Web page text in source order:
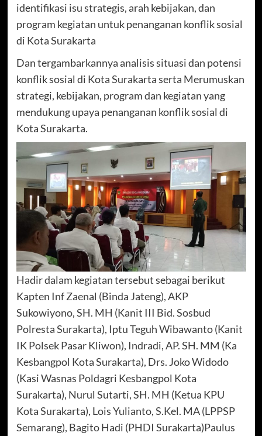
identifikasi isu strategis, arah kebijakan, dan
program kegiatan untuk penanganan konflik sosial
di Kota Surakarta
Dan tergambarkannya analisis situasi dan potensi
konflik sosial di Kota Surakarta serta Merumuskan
strategi, kebijakan, program dan kegiatan yang
mendukung upaya penanganan konflik sosial di
Kota Surakarta.
Hadir dalam kegiatan tersebut sebagai berikut
Kapten Inf Zaenal (Binda Jateng), AKP
Sukowiyono, SH. MH (Kanit III Bid. Sosbud
Polresta Surakarta), Iptu Teguh Wibawanto (Kanit
IK Polsek Pasar Kliwon), Indradi, AP. SH. MM (Ka
Kesbangpol Kota Surakarta), Drs. Joko Widodo
(Kasi Wasnas Poldagri Kesbangpol Kota
Surakarta), Nurul Sutarti, SH. MH (Ketua KPU
Kota Surakarta), Lois Yulianto, S.Kel. MA (LPPSP
Semarang), Bagito Hadi (PHDI Surakarta)Paulus